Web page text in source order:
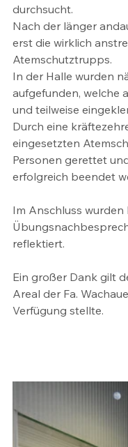
durchsucht.
Nach der länger
erst die wirklich
Atemschutztrupps.
In der Halle wurden
aufgefunden, welche
und teilweise
Durch eine
eingesetzten
Personen gerettet
erfolgreich beendet
Im Anschluss wurden
reflektiert.
Ein großer Dank gilt
Areal der Fa.
Verfügung stellte.